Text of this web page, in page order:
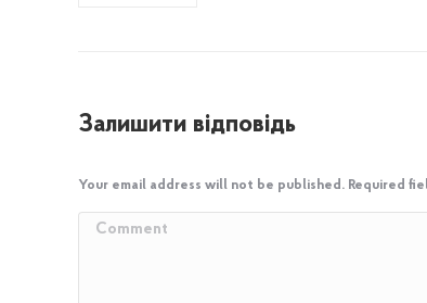
Залишити відповідь
Your email address will not be published. Required
Comment